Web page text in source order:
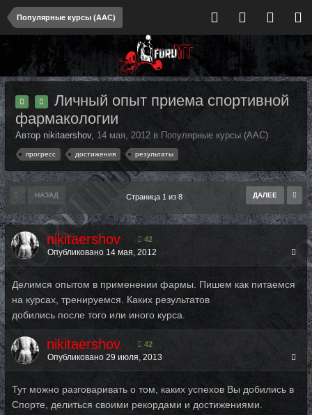
Популярные курсы (ААС)
Личный опыт приема спортивной
фармакологии
Автор nikitaershov, 14 мая, 2012 в Популярные курсы (ААС)
прогресс достижения результаты
НАЗАД ДАЛЕЕ
Страница 1 из 8
nikitaershov 42
Опубликовано 14 мая, 2012
Делимся опытом в применении фармы. Пишем как питаемся
на курсах, тренируемся. Каких результатов
добились после того или иного курса.
nikitaershov 42
Опубликовано 29 июля, 2013
Тут можно разговаривать о том, каких успехов Вы добились в
Спорте, делиться своими рекордами и достижениями.